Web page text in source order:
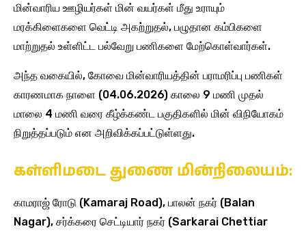
மின்வாரிய ஊழியர்கள் மின் வயர்கள் மீது உராயும்
மரக்கிளைகளை வெட்டி அகற்றுதல், பழுதான கம்பிகளை
மாற்றுதல் உள்ளிட்ட பல்வேறு பணிகளை மேற்கொள்வார்கள்.
அந்த வகையில், கோவை மின்வாரியத்தின் பராமரிப்பு பணிகள்
காரணமாக நாளை (04.06.2026) காலை 9 மணி முதல்
மாலை 4 மணி வரை கீழ்க்கண்ட பகுதிகளில் மின் விநியோகம்
நிறுத்தப்படும் என அறிவிக்கப்பட்டுள்ளது.
கள்ளிமடை துணை மின்நிலையம்:
காமராஜ் ரோடு (Kamaraj Road), பாலன் நகர் (Balan
Nagar), சர்க்கரை செட்டியார் நகர் (Sarkarai Chettiar